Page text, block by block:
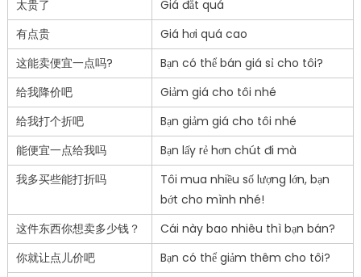
太贵了
Giá đắt quá
有点贵
Giá hơi quá cao
这能卖便宜一点吗?
Bạn có thể bán giá sỉ cho tôi?
给我降价吧
Giảm giá cho tôi nhé
给我打个折吧
Bạn giảm giá cho tôi nhé
能便宜一点给我吗
Bạn lấy rẻ hơn chút đi mà
我多买些能打折吗
Tôi mua nhiều số lượng lớn, bạn
bớt cho mình nhé!
这件东西你想卖多少钱？
Cái này bao nhiêu thì bạn bán?
你就让点儿价吧
Bạn có thể giảm thêm cho tôi?